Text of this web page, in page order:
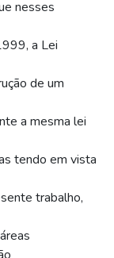
nesses
a Lei
de um
a mesma lei
tendo em vista
trabalho,